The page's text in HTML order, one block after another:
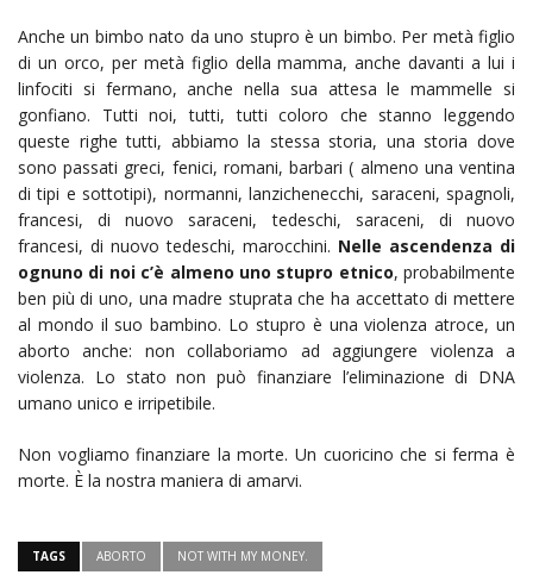
Anche un bimbo nato da uno stupro è un bimbo. Per metà figlio
di un orco, per metà figlio della mamma, anche davanti a lui i
linfociti si fermano, anche nella sua attesa le mammelle si
gonfiano. Tutti noi, tutti, tutti coloro che stanno leggendo
queste righe tutti, abbiamo la stessa storia, una storia dove
sono passati greci, fenici, romani, barbari ( almeno una ventina
di tipi e sottotipi), normanni, lanzichenecchi, saraceni, spagnoli,
francesi, di nuovo saraceni, tedeschi, saraceni, di nuovo
francesi, di nuovo tedeschi, marocchini. Nelle ascendenza di
ognuno di noi c’è almeno uno stupro etnico, probabilmente
ben più di uno, una madre stuprata che ha accettato di mettere
al mondo il suo bambino. Lo stupro è una violenza atroce, un
aborto anche: non collaboriamo ad aggiungere violenza a
violenza. Lo stato non può finanziare l’eliminazione di DNA
umano unico e irripetibile.
Non vogliamo finanziare la morte. Un cuoricino che si ferma è
morte. È la nostra maniera di amarvi.
TAGS ABORTO NOT WITH MY MONEY.